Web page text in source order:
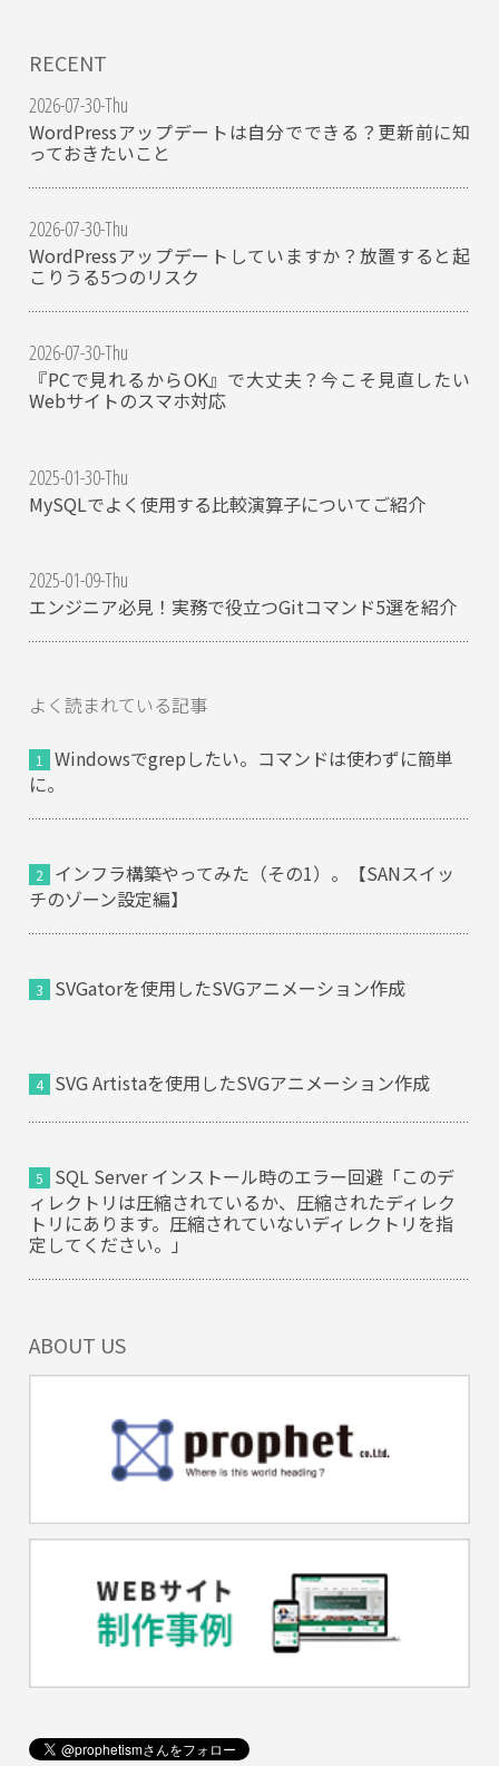
RECENT
2026-07-30-Thu
WordPressアップデートは自分でできる？更新前に知
っておきたいこと
2026-07-30-Thu
WordPressアップデートしていますか？放置すると起
こりうる5つのリスク
2026-07-30-Thu
『PCで見れるからOK』で大丈夫？今こそ見直したい
Webサイトのスマホ対応
2025-01-30-Thu
MySQLでよく使用する比較演算子についてご紹介
2025-01-09-Thu
エンジニア必見！実務で役立つGitコマンド5選を紹介
よく読まれている記事
Windowsでgrepしたい。コマンドは使わずに簡単
に。
インフラ構築やってみた（その1）。【SANスイッ
チのゾーン設定編】
SVGatorを使用したSVGアニメーション作成
SVG Artistaを使用したSVGアニメーション作成
SQL Server インストール時のエラー回避「このデ
ィレクトリは圧縮されているか、圧縮されたディレク
トリにあります。圧縮されていないディレクトリを指
定してください。」
ABOUT US